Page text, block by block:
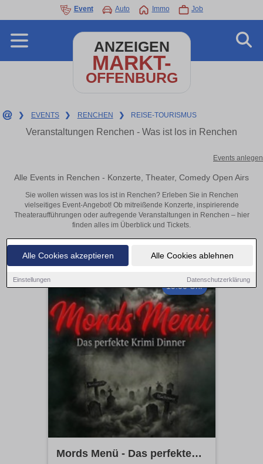
Alle Cookies akzeptieren Alle Cookies ablehnen
Einstellungen Datenschutzerklärung
Event Auto Immo Job
ANZEIGEN
MARKT-
OFFENBURG
❯ EVENTS ❯ RENCHEN ❯ REISE-TOURISMUS
Veranstaltungen Renchen - Was ist los in Renchen
Events anlegen
Alle Events in Renchen - Konzerte, Theater, Comedy Open Airs
Sie wollen wissen was los ist in Renchen? Erleben Sie in Renchen
vielseitiges Event-Angebot! Ob mitreißende Konzerte, inspirierende
Theateraufführungen oder aufregende Veranstaltungen in Renchen – hier
finden alles im Überblick und Tickets.
19:00 Uhr
Mords Menü - Das perfekte